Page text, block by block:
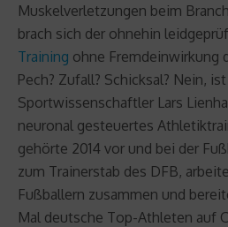
Muskelverletzungen beim
brach sich der ohnehin
Training ohne Fremdeinwirkung
Pech? Zufall? Schicksal? Nein,
Sportwissenschaftler Lars
neuronal gesteuertes
gehörte 2014 vor und bei der
zum Trainerstab des DFB,
Fußballern zusammen und
Mal deutsche Top-Athleten auf